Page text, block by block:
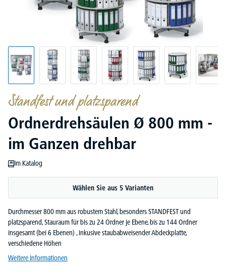
Standfest und platzsparend
Ordnerdrehsäulen Ø 800 mm -
im Ganzen drehbar
Im Katalog
Wählen Sie aus 5 Varianten
Durchmesser 800 mm aus robustem Stahl, besonders STANDFEST und
platzsparend, Stauraum für bis zu 24 Ordner je Ebene, bis zu 144 Ordner
insgesamt (bei 6 Ebenen) , inkusive staubabweisender Abdeckplatte,
verschiedene Höhen
Weitere Informationen